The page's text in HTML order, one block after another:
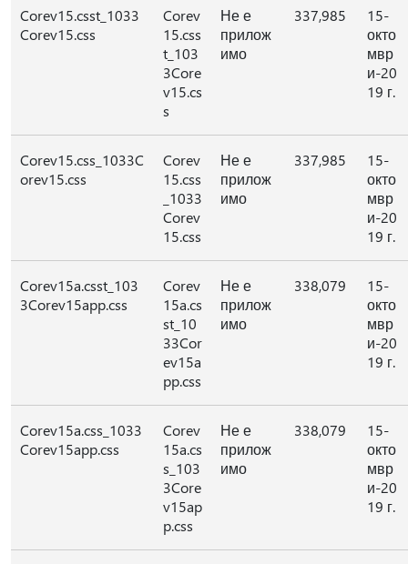
Corev15.csst_1033
Corev15.css
Corev
15.css
t_103
3Core
v15.cs
s
Не е
прилож
имо
337,985
15-
окто
мвр
и-20
19 г.
Corev15.css_1033C
orev15.css
Corev
15.css
_1033
Corev
15.css
Не е
прилож
имо
337,985
15-
окто
мвр
и-20
19 г.
Corev15a.csst_103
3Corev15app.css
Corev
15a.cs
st_10
33Cor
ev15a
pp.css
Не е
прилож
имо
338,079
15-
окто
мвр
и-20
19 г.
Corev15a.css_1033
Corev15app.css
Corev
15a.cs
s_103
3Core
v15ap
p.css
Не е
прилож
имо
338,079
15-
окто
мвр
и-20
19 г.